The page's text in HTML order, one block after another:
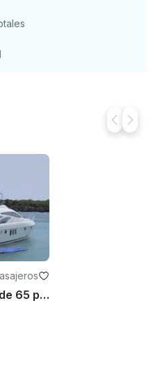
la disponibilidad y las
**Servicio VIP: yate de 65 pies